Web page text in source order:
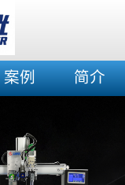
案例 简介